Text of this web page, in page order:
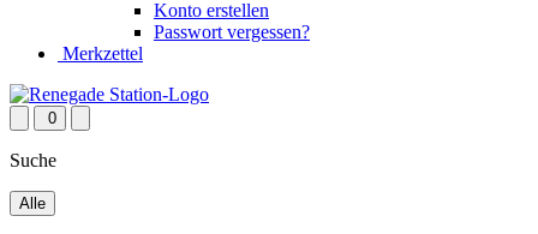
Konto erstellen
Passwort vergessen?
Merkzettel
0
Suche
Alle